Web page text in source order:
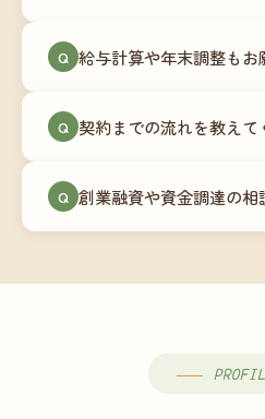
での変更も対応可能です
供しています。これか
します。freee・弥生会
Q 給与計算や年末調整もお
怠集計あり／5名まで）
す。人数が増える場合は
Q 契約までの流れを教えて
（30〜60分）でご事業
→ ③お見積り・ご契約
談から契約まで費用は
Q 創業融資や資金調達の相